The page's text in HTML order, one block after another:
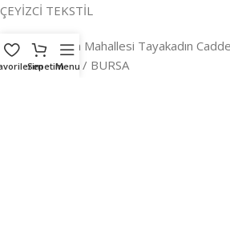
ÇEYİZCİ TEKSTİL
Adres:Reyhan Mahallesi Tayakadın
/ a Osmangazi / BURSA
SepetimMenu